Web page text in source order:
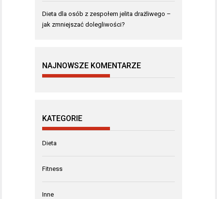
Dieta dla osób z zespołem jelita drażliwego –
jak zmniejszać dolegliwości?
NAJNOWSZE KOMENTARZE
KATEGORIE
Dieta
Fitness
Inne